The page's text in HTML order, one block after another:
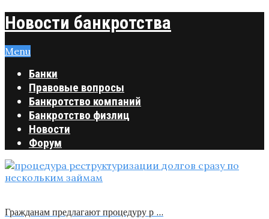
Новости банкротства
Menu
Банки
Правовые вопросы
Банкротство компаний
Банкротство физлиц
Новости
Форум
Гражданам предлагают процедуру р …